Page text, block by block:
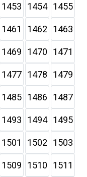
1453 1454 1455
1461 1462 1463
1469 1470 1471
1477 1478 1479
1485 1486 1487
1493 1494 1495
1501 1502 1503
1509 1510 1511